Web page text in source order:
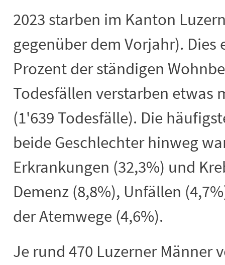
2023 starben im Kanton
gegenüber dem Vorjahr).
Prozent der ständigen
Todesfällen verstarben etwas
(1'639 Todesfälle). Die
beide Geschlechter hinweg
Erkrankungen (32,3%) und
Demenz (8,8%), Unfällen
der Atemwege (4,6%).
Je rund 470 Luzerner Männer